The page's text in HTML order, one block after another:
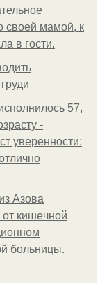
своей мамой, к
в гости.
57,
-
уверенности:
Азoвa
кишeчнoй
бoльницы.